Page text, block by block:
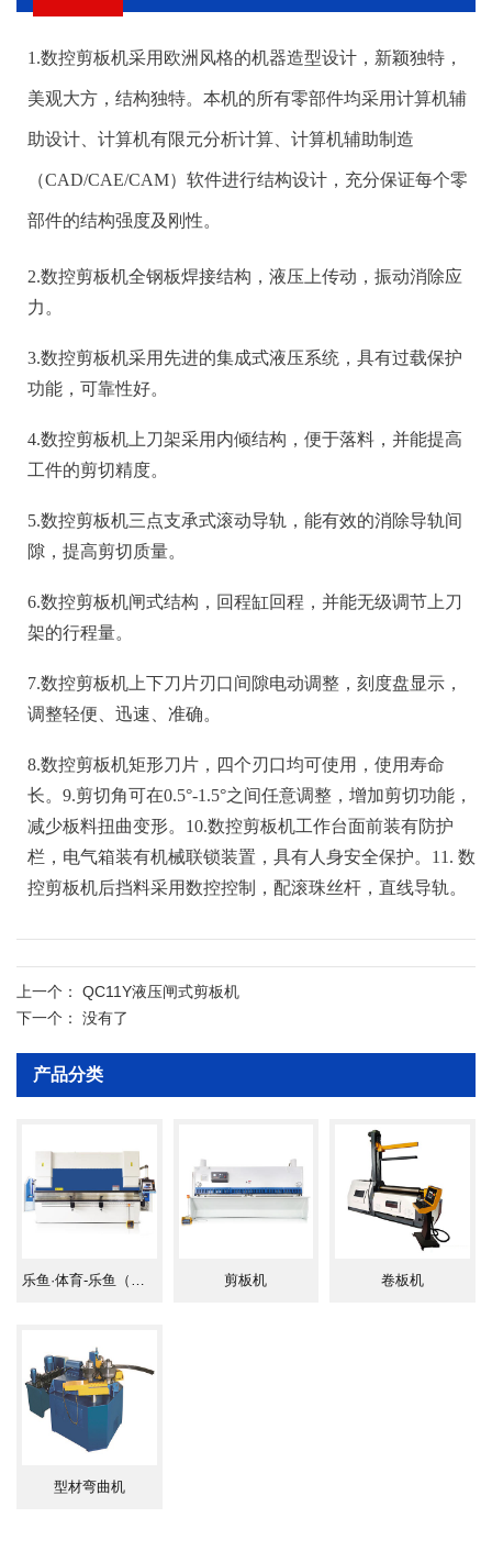
剪板机是用一个刀片相对另一刀片作往复直线运动剪切板
材的机器。是借于运动的上刀片和固定的下刀片，采用合
理的刀片间隙，对各种厚度的金属板材施加剪切力，使板
材按所需要的尺寸断裂分离。剪板机属于锻压机械中的一
种，主要作用就是金属加工行业。产品广泛适用于航空、
潢等行业提供所需的专用机械和成套设备。
细节部分
1.数控剪板机采用欧洲风格的机器造型设计，新颖独特，
美观大方，结构独特。本机的所有零部件均采用计算机辅
助设计、计算机有限元分析计算、计算机辅助制造
（CAD/CAE/CAM）软件进行结构设计，充分保证每个零
部件的结构强度及刚性。
2.数控剪板机全钢板焊接结构，液压上传动，振动消除应
力。
3.数控剪板机采用先进的集成式液压系统，具有过载保护
功能，可靠性好。
4.数控剪板机上刀架采用内倾结构，便于落料，并能提高
工件的剪切精度。
5.数控剪板机三点支承式滚动导轨，能有效的消除导轨间
隙，提高剪切质量。
6.数控剪板机闸式结构，回程缸回程，并能无级调节上刀
架的行程量。
7.数控剪板机上下刀片刃口间隙电动调整，刻度盘显示，
调整轻便、迅速、准确。
8.数控剪板机矩形刀片，四个刃口均可使用，使用寿命
长。 9.剪切角可在0.5°-1.5°之间任意调整，增加剪切功能，
减少板料扭曲变形。 10.数控剪板机工作台面前装有防护
栏，电气箱装有机械联锁装置，具有人身安全保护。 11. 数
控剪板机后挡料采用数控控制，配滚珠丝杆，直线导轨。
上一个： QC11Y液压闸式剪板机
下一个： 没有了
产品分类
乐鱼·体育-乐鱼（中国）一站式服务官方网站 剪板机 卷板机
型材弯曲机